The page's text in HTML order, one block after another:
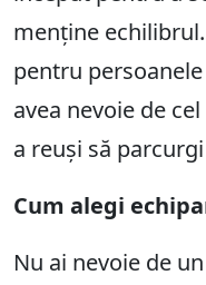
menține
pentru
avea nevoie de
a reuși să
Cum alegi
Nu ai nevoie de